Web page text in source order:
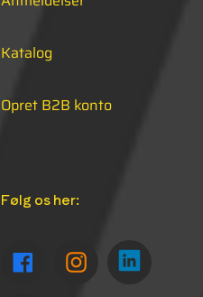
Katalog
Opret B2B konto
Følg os her:
FACEBOOKINSTAGRAM